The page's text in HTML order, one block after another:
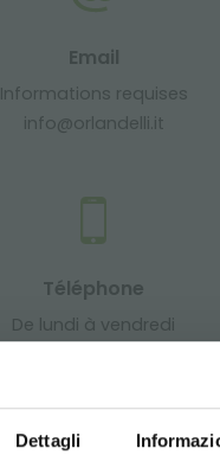
Dettagli
Email
Informations requises
info@orlandelli.it
Téléphone
De lundi à vendredi
+39 0376 960311